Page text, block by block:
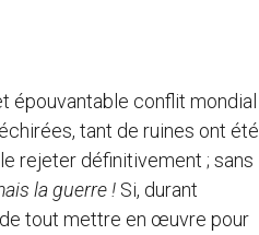
épouvantable conflit mondial
tant de ruines ont été
rejeter définitivement ; sans
la guerre ! Si, durant
tout mettre en œuvre pour